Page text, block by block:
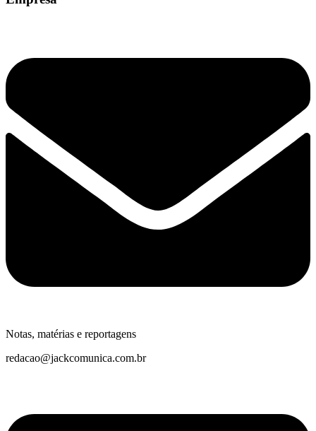
Notas, matérias e reportagens
redacao@jackcomunica.com.br